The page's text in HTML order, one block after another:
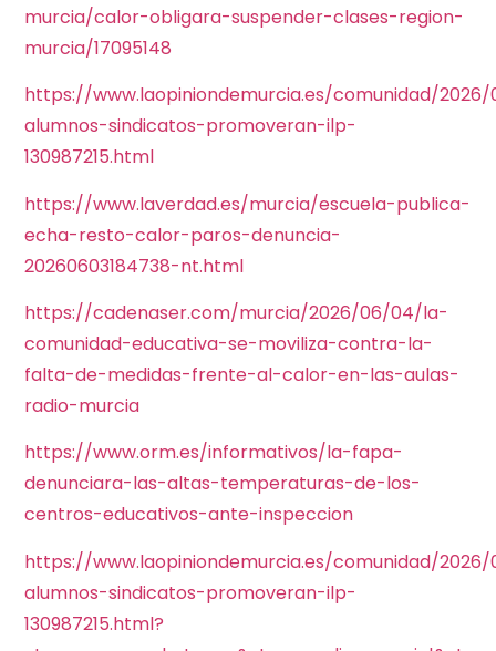
murcia/calor-obligara-suspender-clases-region-
murcia/17095148
https://www.laopiniondemurcia.es/comunidad/
alumnos-sindicatos-promoveran-ilp-
130987215.html
https://www.laverdad.es/murcia/escuela-publica-
echa-resto-calor-paros-denuncia-
20260603184738-nt.html
https://cadenaser.com/murcia/2026/06/04/la-
comunidad-educativa-se-moviliza-contra-la-
falta-de-medidas-frente-al-calor-en-las-aulas-
radio-murcia
https://www.orm.es/informativos/la-fapa-
denunciara-las-altas-temperaturas-de-los-
centros-educativos-ante-inspeccion
https://www.laopiniondemurcia.es/comunidad/
alumnos-sindicatos-promoveran-ilp-
130987215.html?